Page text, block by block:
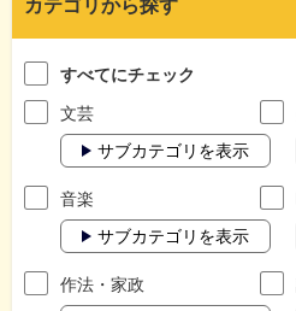
カテゴリから探す
すべてにチェック
文芸
サブカテゴリを表示
音楽
サブカテゴリを表示
作法・家政